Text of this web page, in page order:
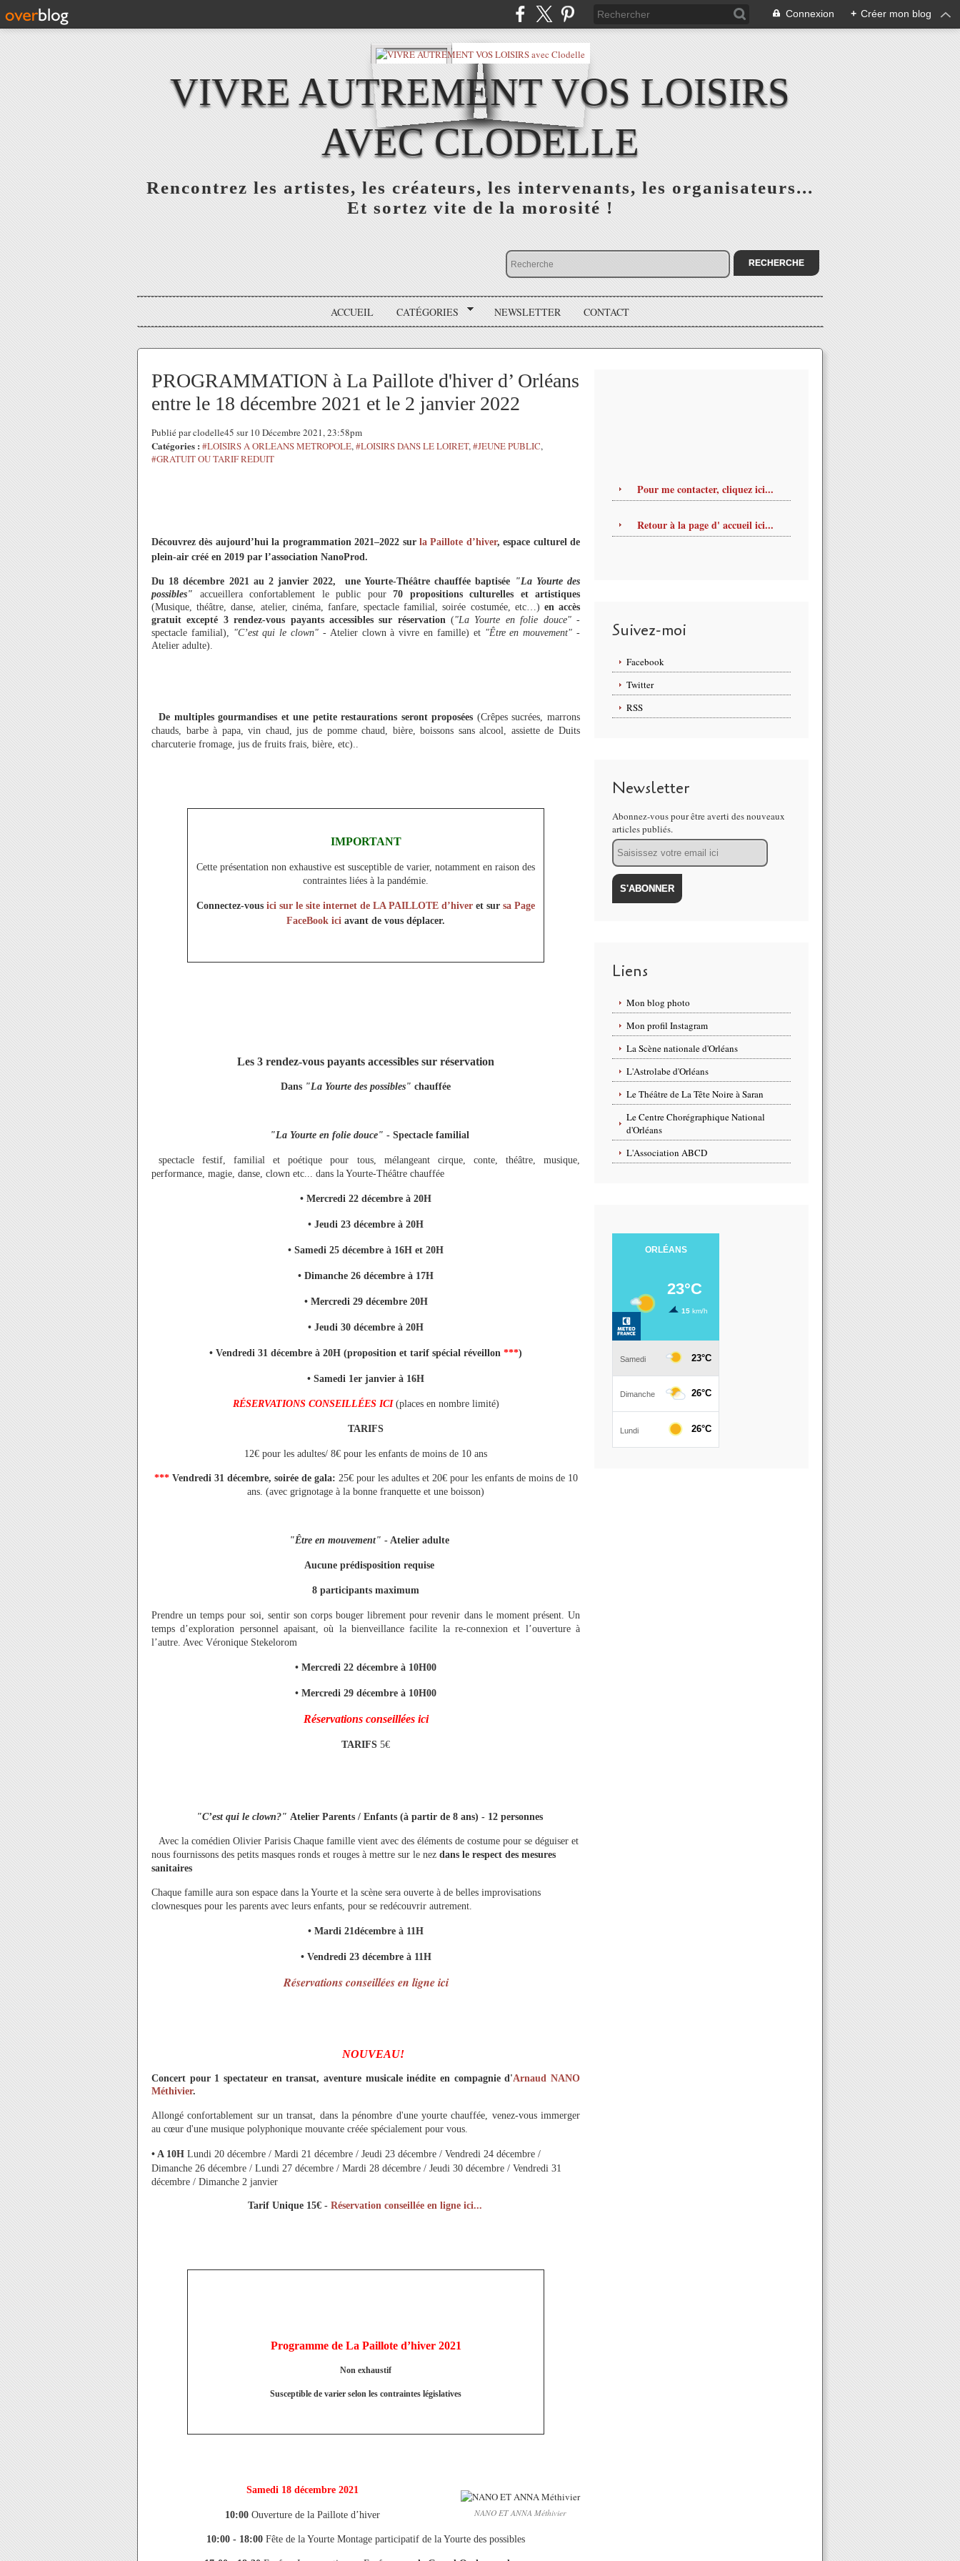
Connexion + Créer mon blog
VIVRE AUTREMENT VOS LOISIRS
AVEC CLODELLE
Rencontrez les artistes, les créateurs, les intervenants, les organisateurs...
Et sortez vite de la morosité !
ACCUEIL CATÉGORIES NEWSLETTER CONTACT
PROGRAMMATION à La Paillote d'hiver d’ Orléans
entre le 18 décembre 2021 et le 2 janvier 2022
Publié par clodelle45 sur 10 Décembre 2021, 23:58pm
Catégories : #LOISIRS A ORLEANS METROPOLE,#LOISIRS DANS LE LOIRET,#JEUNE PUBLIC,
#GRATUIT OU TARIF REDUIT
Découvrez dès aujourd’hui la programmation 2021–2022 sur la Paillote d’hiver, espace culturel de
plein-air créé en 2019 par l’association NanoProd.
Du 18 décembre 2021 au 2 janvier 2022, une Yourte-Théâtre chauffée baptisée "La Yourte des
possibles" accueillera confortablement le public pour70 propositions culturelles et artistiques
(Musique, théâtre, danse, atelier, cinéma, fanfare, spectacle familial, soirée costumée, etc…) en accès
gratuit excepté 3 rendez-vous payants accessibles sur réservation("La Yourte en folie douce"-
spectacle familial), "C’est qui le clown" - Atelier clown à vivre en famille) et "Être en mouvement" -
Atelier adulte).
De multiples gourmandises et une petite restaurations seront proposées (Crêpes sucrées, marrons
chauds, barbe à papa, vin chaud, jus de pomme chaud, bière, boissons sans alcool, assiette de Duits
charcuterie fromage, jus de fruits frais, bière, etc)..
IMPORTANT
Cette présentation non exhaustive est susceptible de varier, notamment en raison des
contraintes liées à la pandémie.
Connectez-vous ici sur le site internet de LA PAILLOTE d’hiver et sur sa Page
FaceBook ici avant de vous déplacer.
Les 3 rendez-vous payants accessibles sur réservation
Dans "La Yourte des possibles" chauffée
"La Yourte en folie douce" - Spectacle familial
spectacle festif, familial et poétique pour tous, mélangeant cirque, conte, théâtre, musique,
performance, magie, danse, clown etc... dans la Yourte-Théâtre chauffée
• Mercredi 22 décembre à 20H
• Jeudi 23 décembre à 20H
• Samedi 25 décembre à 16H et 20H
• Dimanche 26 décembre à 17H
• Mercredi 29 décembre 20H
• Jeudi 30 décembre à 20H
• Vendredi 31 décembre à 20H (proposition et tarif spécial réveillon ***)
• Samedi 1er janvier à 16H
RÉSERVATIONS CONSEILLÉES ICI (places en nombre limité)
TARIFS
12€ pour les adultes/ 8€ pour les enfants de moins de 10 ans
***Vendredi 31 décembre, soirée de gala: 25€ pour les adultes et 20€ pour les enfants de moins de 10
ans. (avec grignotage à la bonne franquette et une boisson)
"Être en mouvement" - Atelier adulte
Aucune prédisposition requise
8 participants maximum
Prendre un temps pour soi, sentir son corps bouger librement pour revenir dans le moment présent. Un
temps d’exploration personnel apaisant, où la bienveillance facilite la re-connexion et l’ouverture à
l’autre. Avec Véronique Stekelorom
• Mercredi 22 décembre à 10H00
• Mercredi 29 décembre à 10H00
Réservations conseillées ici
TARIFS 5€
"C’est qui le clown?" Atelier Parents / Enfants (à partir de 8 ans) - 12 personnes
Avec la comédien Olivier Parisis Chaque famille vient avec des éléments de costume pour se déguiser et
nous fournissons des petits masques ronds et rouges à mettre sur le nez dans le respect des mesures
sanitaires
Chaque famille aura son espace dans la Yourte et la scène sera ouverte à de belles improvisations
clownesques pour les parents avec leurs enfants, pour se redécouvrir autrement.
• Mardi 21décembre à 11H
• Vendredi 23 décembre à 11H
Réservations conseillées en ligne ici
NOUVEAU!
Concert pour 1 spectateur en transat, aventure musicale inédite en compagnie d'Arnaud NANO
Méthivier.
Allongé confortablement sur un transat, dans la pénombre d'une yourte chauffée, venez-vous immerger
au cœur d'une musique polyphonique mouvante créée spécialement pour vous.
• A 10H Lundi 20 décembre / Mardi 21 décembre / Jeudi 23 décembre / Vendredi 24 décembre /
Dimanche 26 décembre / Lundi 27 décembre / Mardi 28 décembre / Jeudi 30 décembre / Vendredi 31
décembre / Dimanche 2 janvier
Tarif Unique 15€ - Réservation conseillée en ligne ici...
Programme de La Paillote d’hiver 2021
Non exhaustif
Susceptible de varier selon les contraintes législatives
NANO ET ANNA Méthivier
Samedi 18 décembre 2021
10:00 Ouverture de la Paillote d’hiver
10:00 - 18:00 Fête de la Yourte Montage participatif de la Yourte des possibles
Pour me contacter, cliquez ici...
Retour à la page d' accueil ici...
Suivez-moi
Facebook
Twitter
RSS
Newsletter
Abonnez-vous pour être averti des nouveaux
articles publiés.
Email
Liens
Mon blog photo
Mon profil Instagram
La Scène nationale d'Orléans
L'Astrolabe d'Orléans
Le Théâtre de La Tête Noire à Saran
Le Centre Chorégraphique National
d'Orléans
L'Association ABCD